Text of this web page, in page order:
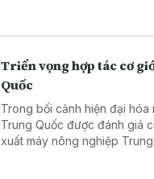
Triển vọng hợp tác cơ
Quốc
Trong bối cảnh hiện đại
Trung Quốc được đánh giá
xuất máy nông nghiệp